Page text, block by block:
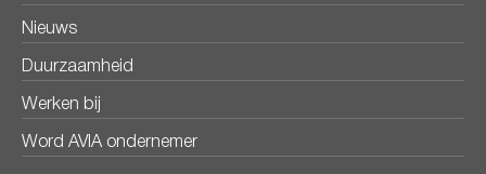
Nieuws
Duurzaamheid
Werken bij
Word AVIA ondernemer